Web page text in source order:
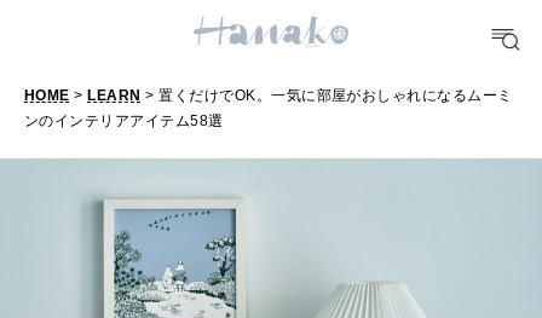
[12星座別] Monthly Love Holoscope
算命学がわかる今月のあなた
自分にやさしく
MAMA
ママもいろいろ
置
HOME > LEARN > 置くだけでOK。一気に部屋がおしゃれになるムーミ
ンのインテリアアイテム58選